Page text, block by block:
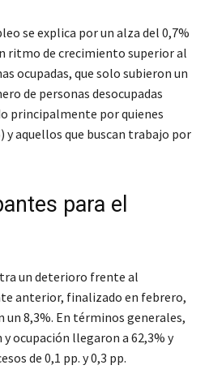
se explica por un alza del 0,7%
ritmo de crecimiento superior al
ocupadas, que solo subieron un
de personas desocupadas
principalmente por quienes
y aquellos que buscan trabajo por
para el
un deterioro frente al
anterior, finalizado en febrero,
un 8,3%. En términos generales,
ocupación llegaron a 62,3% y
de 0,1 pp. y 0,3 pp.